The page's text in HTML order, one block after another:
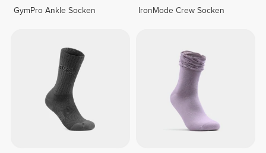
GymPro Ankle Socken IronMode Crew Socken